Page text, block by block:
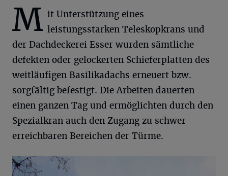
M it Unterstützung eines
leistungsstarken Teleskopkrans und
der Dachdeckerei Esser wurden sämtliche
defekten oder gelockerten Schieferplatten des
weitläufigen Basilikadachs erneuert bzw.
sorgfältig befestigt. Die Arbeiten dauerten
einen ganzen Tag und ermöglichten durch den
Spezialkran auch den Zugang zu schwer
erreichbaren Bereichen der Türme.